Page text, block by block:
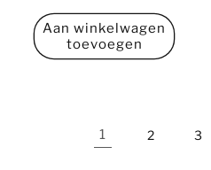
prijs
Aan winkelwagen
toevoegen
1 2 3